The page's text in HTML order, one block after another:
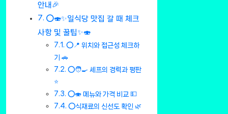
안내🎉
⭕🍣✨일식당 맛집 갈 때 체크
사항 및 꿀팁✨🍣
⭕📍 위치와 접근성 체크하
기 🚗
⭕🧑‍🍳 셰프의 경력과 평판
⭐
⭕🍣 메뉴와 가격 비교 💵
⭕식재료의 신선도 확인 🌿